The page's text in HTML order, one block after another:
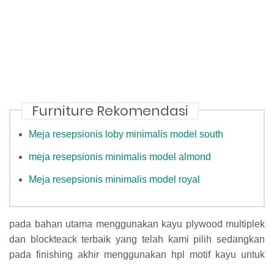
Furniture Rekomendasi
Meja resepsionis loby minimalis model south
meja resepsionis minimalis model almond
Meja resepsionis minimalis model royal
pada bahan utama menggunakan kayu plywood multiplek
dan blockteack terbaik yang telah kami pilih sedangkan
pada finishing akhir menggunakan hpl motif kayu untuk